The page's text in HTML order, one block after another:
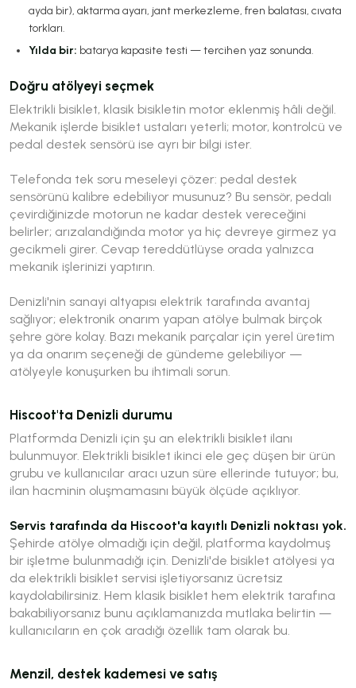
ayda bir), aktarma ayarı, jant merkezleme, fren balatası, cıvata
torkları.
Yılda bir: batarya kapasite testi — tercihen yaz sonunda.
Doğru atölyeyi seçmek
Elektrikli bisiklet, klasik bisikletin motor eklenmiş hâli değil.
Mekanik işlerde bisiklet ustaları yeterli; motor, kontrolcü ve
pedal destek sensörü ise ayrı bir bilgi ister.
Telefonda tek soru meseleyi çözer: pedal destek
sensörünü kalibre edebiliyor musunuz? Bu sensör, pedalı
çevirdiğinizde motorun ne kadar destek vereceğini
belirler; arızalandığında motor ya hiç devreye girmez ya
gecikmeli girer. Cevap tereddütlüyse orada yalnızca
mekanik işlerinizi yaptırın.
Denizli'nin sanayi altyapısı elektrik tarafında avantaj
sağlıyor; elektronik onarım yapan atölye bulmak birçok
şehre göre kolay. Bazı mekanik parçalar için yerel üretim
ya da onarım seçeneği de gündeme gelebiliyor —
atölyeyle konuşurken bu ihtimali sorun.
Hiscoot'ta Denizli durumu
Platformda Denizli için şu an elektrikli bisiklet ilanı
bulunmuyor. Elektrikli bisiklet ikinci ele geç düşen bir ürün
grubu ve kullanıcılar aracı uzun süre ellerinde tutuyor; bu,
ilan hacminin oluşmamasını büyük ölçüde açıklıyor.
Servis tarafında da Hiscoot'a kayıtlı Denizli noktası yok.
Şehirde atölye olmadığı için değil, platforma kaydolmuş
bir işletme bulunmadığı için. Denizli'de bisiklet atölyesi ya
da elektrikli bisiklet servisi işletiyorsanız ücretsiz
kaydolabilirsiniz. Hem klasik bisiklet hem elektrik tarafına
bakabiliyorsanız bunu açıklamanızda mutlaka belirtin —
kullanıcıların en çok aradığı özellik tam olarak bu.
Menzil, destek kademesi ve satış